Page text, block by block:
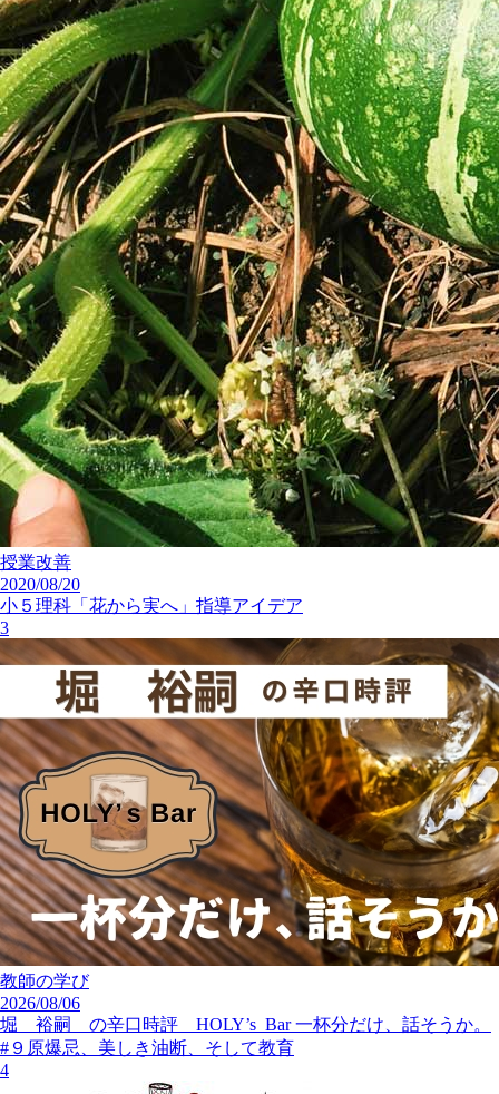
授業改善
2020/08/20
小５理科「花から実へ」指導アイデア
3
教師の学び
2026/08/06
堀 裕嗣 の辛口時評 HOLY’s Bar 一杯分だけ、話そうか。
#９原爆忌、美しき油断、そして教育
4